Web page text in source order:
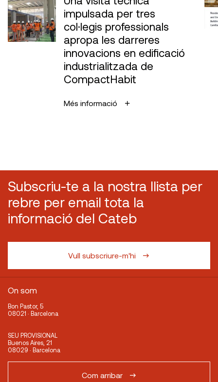
impulsada per tres
col·legis professionals
apropa les darreres
innovacions en edificació
industrialitzada de
CompactHabit
Més informació
Subscriu-te a la nostra llista per
rebre per email tota la
informació del Cateb
Vull subscriure-m'hi
On som
Bon Pastor, 5
08021 · Barcelona
SEU PROVISIONAL
Buenos Aires, 21
08029 · Barcelona
Com arribar